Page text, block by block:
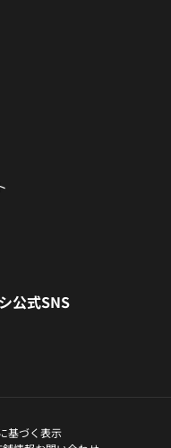
公式SNS
基づく表示